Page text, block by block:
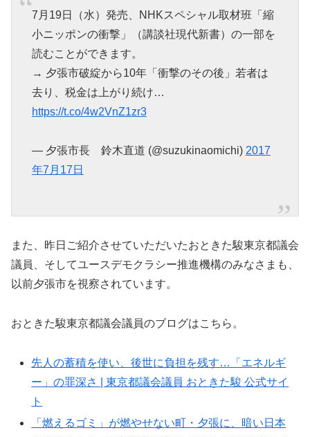
7月19日（水）発売、NHKスペシャル取材班「縮
小ニッポンの衝撃」（講談社現代新書）の一部を
読むことができます。
→ 夕張市破綻から10年「衝撃のその後」若者は
去り、税金は上がり続け…
https://t.co/4w2VnZ1zr3
— 夕張市長 鈴木直道 (@suzukinaomichi) 2017
年7月17日
また、昨日ご紹介させていただいたおときた駿東京都議会
議員、そしてユースデモクラシー推進機構のみなさまも、
以前夕張市を視察されています。
おときた駿東京都議会議員のブログはこちら。
先人の蓄積を使い、後世に負担を残す…「エネルギ
ー」の罪深さ | 東京都議会議員 おときた駿 公式サイ
ト
「燃えるゴミ」が燃やせない町・夕張に、暗い日本